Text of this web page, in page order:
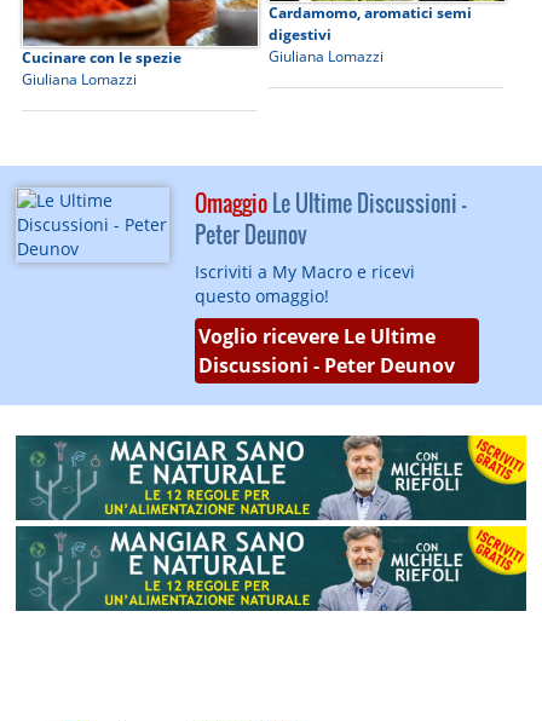
Cucinare con le spezie
Giuliana Lomazzi
Cardamomo, aromatici semi
digestivi
Giuliana Lomazzi
OmaggioLe Ultime Discussioni -
Peter Deunov
Iscriviti a My Macro e ricevi
questo omaggio!
Voglio ricevere Le Ultime
Discussioni - Peter Deunov